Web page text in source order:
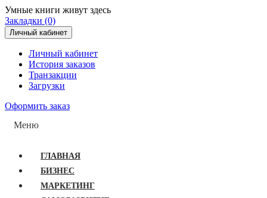
Умные книги живут здесь
Закладки (0)
Личный кабинет
Личный кабинет
История заказов
Транзакции
Загрузки
Оформить заказ
Меню
ГЛАВНАЯ
БИЗНЕС
МАРКЕТИНГ